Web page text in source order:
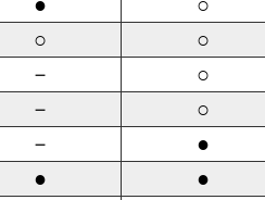
○ ○
－ ○
－ ○
－ ●
● ●